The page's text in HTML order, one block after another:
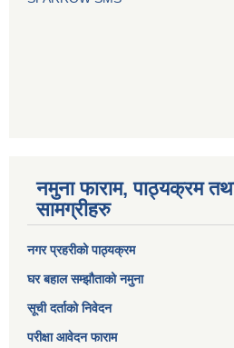
नमुना फाराम, पाठ्यक्रम
सामग्रीहरु
नगर प्रहरीको पाठ्यक्रम
घर बहाल सम्झौताको नमुना
सूची दर्ताको निवेदन
परीक्षा आवेदन फाराम